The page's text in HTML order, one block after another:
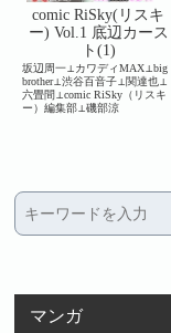
comic RiSky(リスキ
ー) Vol.1 底辺カース
ト(1)
坂辺周一⊥カワディMAX⊥big
brother⊥渋谷百音子⊥関達也⊥
六畳間⊥comic RiSky（リスキ
ー）編集部⊥磯部涼
マンガ